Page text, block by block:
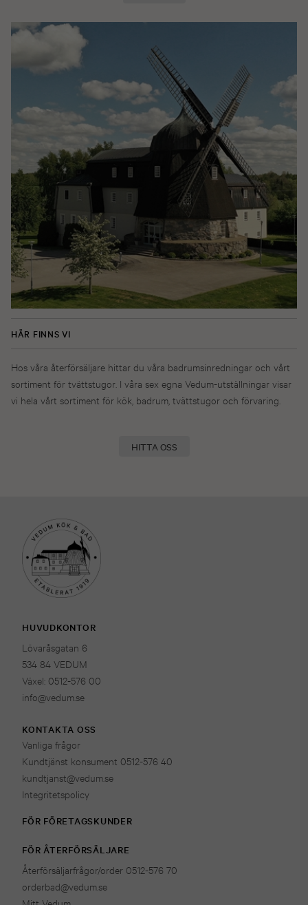
HÄR FINNS VI
Hos våra återförsäljare hittar du våra badrumsinredningar och vårt
sortiment för tvättstugor. I våra sex egna Vedum-utställningar visar
vi hela vårt sortiment för kök, badrum, tvättstugor och förvaring.
HITTA OSS
HUVUDKONTOR
Lövaråsgatan 6
534 84 VEDUM
Växel: 0512-576 00
info@vedum.se
KONTAKTA OSS
Vanliga frågor
Kundtjänst konsument 0512-576 40
kundtjanst@vedum.se
Integritetspolicy
FÖR FÖRETAGSKUNDER
FÖR ÅTERFÖRSÄLJARE
Återförsäljarfrågor/order 0512-576 70
orderbad@vedum.se